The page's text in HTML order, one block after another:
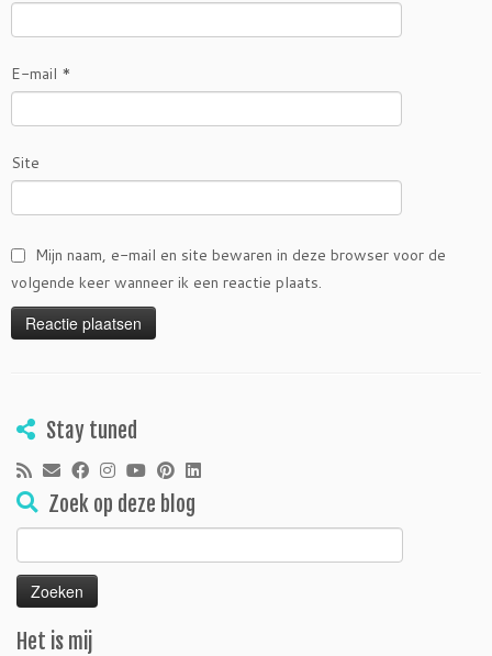
E-mail *
Site
Mijn naam, e-mail en site bewaren in deze browser voor de
volgende keer wanneer ik een reactie plaats.
Stay tuned
Zoek op deze blog
Zoeken
naar:
Het is mij